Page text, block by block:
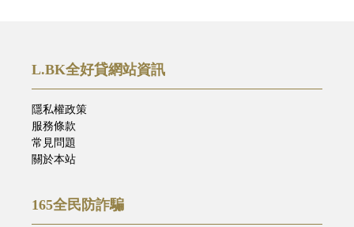
L.BK全好貸網站資訊
隱私權政策
服務條款
常見問題
關於本站
165全民防詐騙